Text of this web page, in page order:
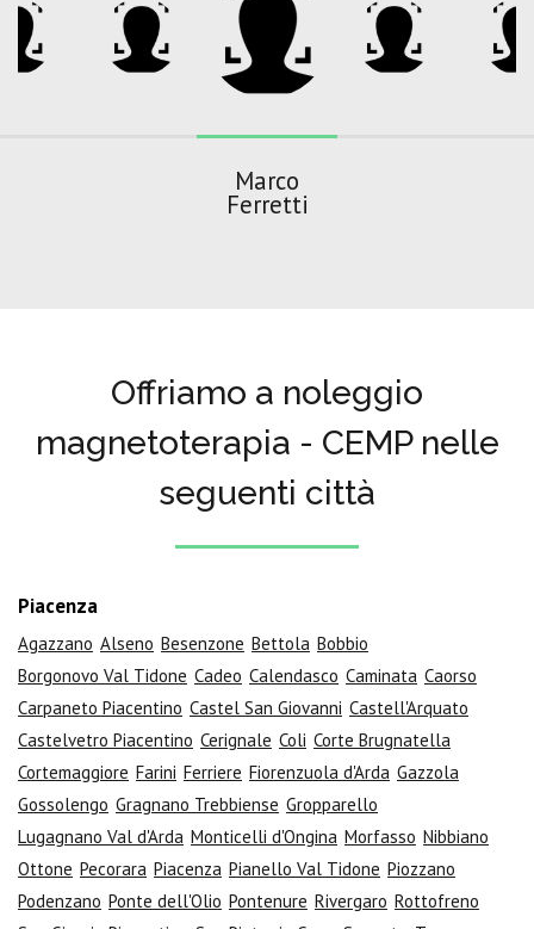
Marco
Ferretti
Offriamo a noleggio
magnetoterapia - CEMP nelle
seguenti città
Piacenza
Agazzano Alseno Besenzone Bettola Bobbio
Borgonovo Val Tidone Cadeo Calendasco Caminata Caorso
Carpaneto Piacentino Castel San Giovanni Castell'Arquato
Castelvetro Piacentino Cerignale Coli Corte Brugnatella
Cortemaggiore Farini Ferriere Fiorenzuola d'Arda Gazzola
Gossolengo Gragnano Trebbiense Gropparello
Lugagnano Val d'Arda Monticelli d'Ongina Morfasso Nibbiano
Ottone Pecorara Piacenza Pianello Val Tidone Piozzano
Podenzano Ponte dell'Olio Pontenure Rivergaro Rottofreno